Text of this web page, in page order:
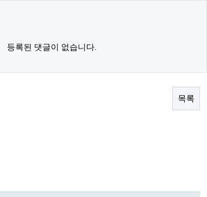
등록된 댓글이 없습니다.
목록